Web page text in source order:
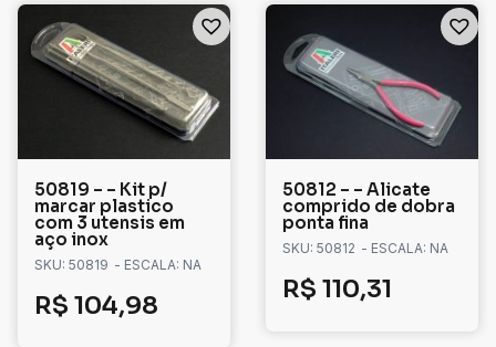
50819 – – Kit p/
marcar plastico
com 3 utensis em
aço inox
SKU: 50819 - ESCALA: NA
R$ 104,98
50812 – – Alicate
comprido de dobra
ponta fina
SKU: 50812 - ESCALA: NA
R$ 110,31